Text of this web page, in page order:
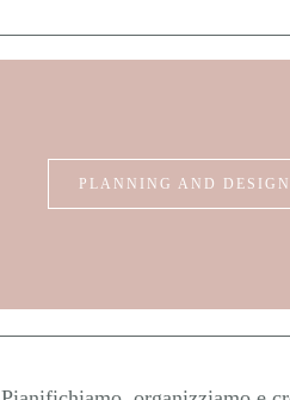
PLANNING AND DESIGN